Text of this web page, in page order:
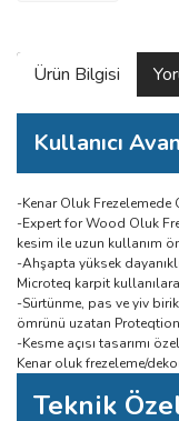
Ürün Bilgisi
Kullanıcı
-Kenar Oluk Frezelemede
-Expert for Wood Oluk
kesim ile uzun kullanım
-Ahşapta yüksek
Microteq karpit
-Sürtünme, pas ve yiv
ömrünü uzatan
-Kesme açısı tasarımı
Kenar oluk frezeleme/
Teknik